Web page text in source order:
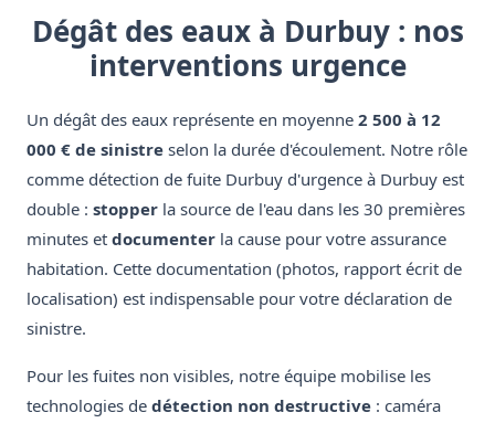
Dégât des eaux à Durbuy : nos
interventions urgence
Un dégât des eaux représente en moyenne 2 500 à 12
000 € de sinistre selon la durée d'écoulement. Notre rôle
comme détection de fuite Durbuy d'urgence à Durbuy est
double : stopper la source de l'eau dans les 30 premières
minutes et documenter la cause pour votre assurance
habitation. Cette documentation (photos, rapport écrit de
localisation) est indispensable pour votre déclaration de
sinistre.
Pour les fuites non visibles, notre équipe mobilise les
technologies de détection non destructive : caméra